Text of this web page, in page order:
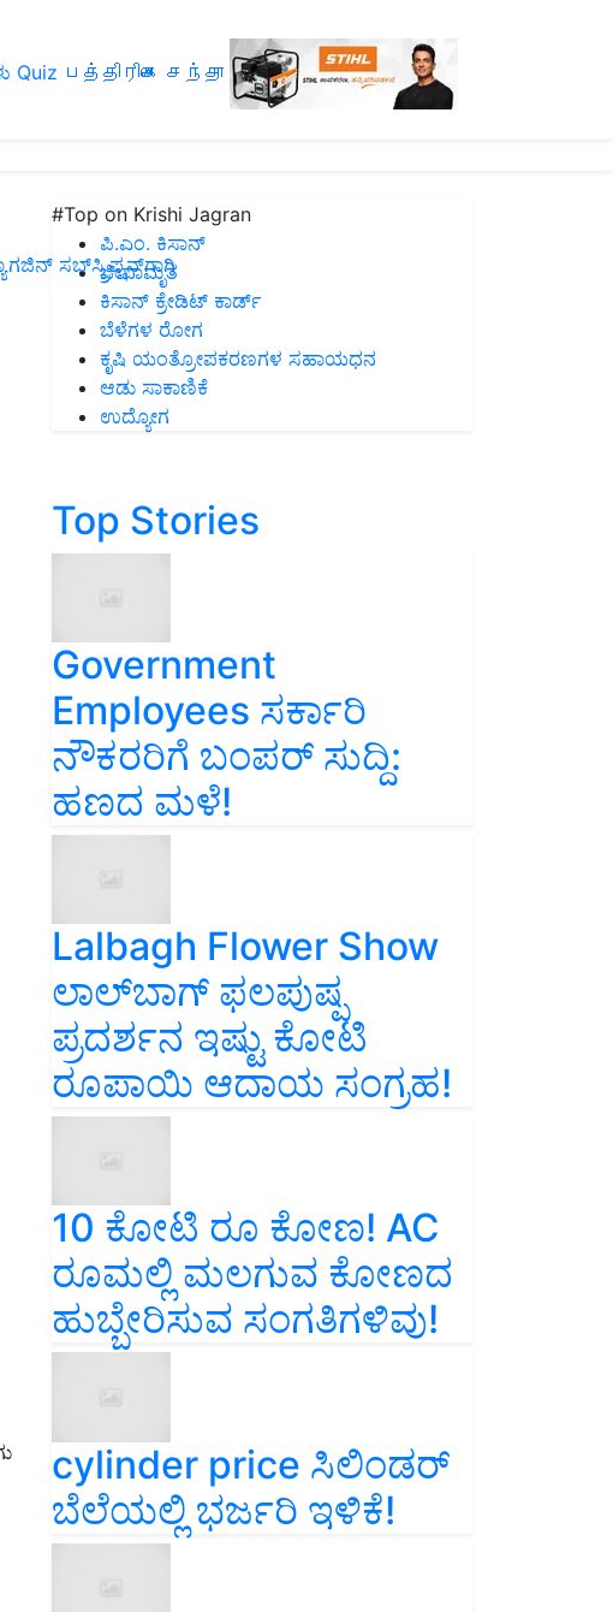
Quiz பத்திரிகை சந்தா
ಸಬ್‌ಸ್ಕ್ರಿಪ್ಷನ್‌ಗಾಗಿ
#Top on Krishi Jagran
ಪಿ.ಎಂ. ಕಿಸಾನ್
ಜೀವಾಮೃತ
ಕಿಸಾನ್ ಕ್ರೇಡಿಟ್ ಕಾರ್ಡ್
ಬೆಳೆಗಳ ರೋಗ
ಕೃಷಿ ಯಂತ್ರೋಪಕರಣಗಳ ಸಹಾಯಧನ
ಆಡು ಸಾಕಾಣಿಕೆ
ಉದ್ಯೋಗ
Top Stories
Government
Employees ಸರ್ಕಾರಿ
ನೌಕರರಿಗೆ ಬಂಪರ್‌ ಸುದ್ದಿ:
ಹಣದ ಮಳೆ!
Lalbagh Flower Show
ಲಾಲ್‌ಬಾಗ್ ಫಲಪುಷ್ಪ
ಪ್ರದರ್ಶನ ಇಷ್ಟು ಕೋಟಿ
ರೂಪಾಯಿ ಆದಾಯ ಸಂಗ್ರಹ!
10 ಕೋಟಿ ರೂ ಕೋಣ! AC
ರೂಮಲ್ಲಿ ಮಲಗುವ ಕೋಣದ
ಹುಬ್ಬೇರಿಸುವ ಸಂಗತಿಗಳಿವು!
cylinder price ಸಿಲಿಂಡರ್‌
ಬೆಲೆಯಲ್ಲಿ ಭರ್ಜರಿ ಇಳಿಕೆ!